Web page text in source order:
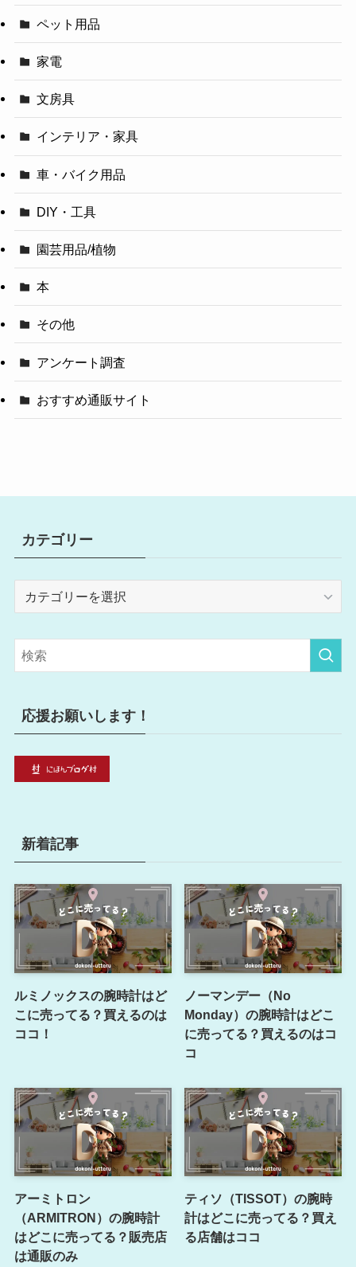
ペット用品
家電
文房具
インテリア・家具
車・バイク用品
DIY・工具
園芸用品/植物
本
その他
アンケート調査
おすすめ通販サイト
カテゴリー
リ
ー
応援お願いします！
新着記事
ルミノックスの腕時計はど
こに売ってる？買えるのは
ココ！
ノーマンデー（No
Monday）の腕時計はどこ
に売ってる？買えるのはコ
コ
アーミトロン
（ARMITRON）の腕時計
はどこに売ってる？販売店
は通販のみ
ティソ（TISSOT）の腕時
計はどこに売ってる？買え
る店舗はココ